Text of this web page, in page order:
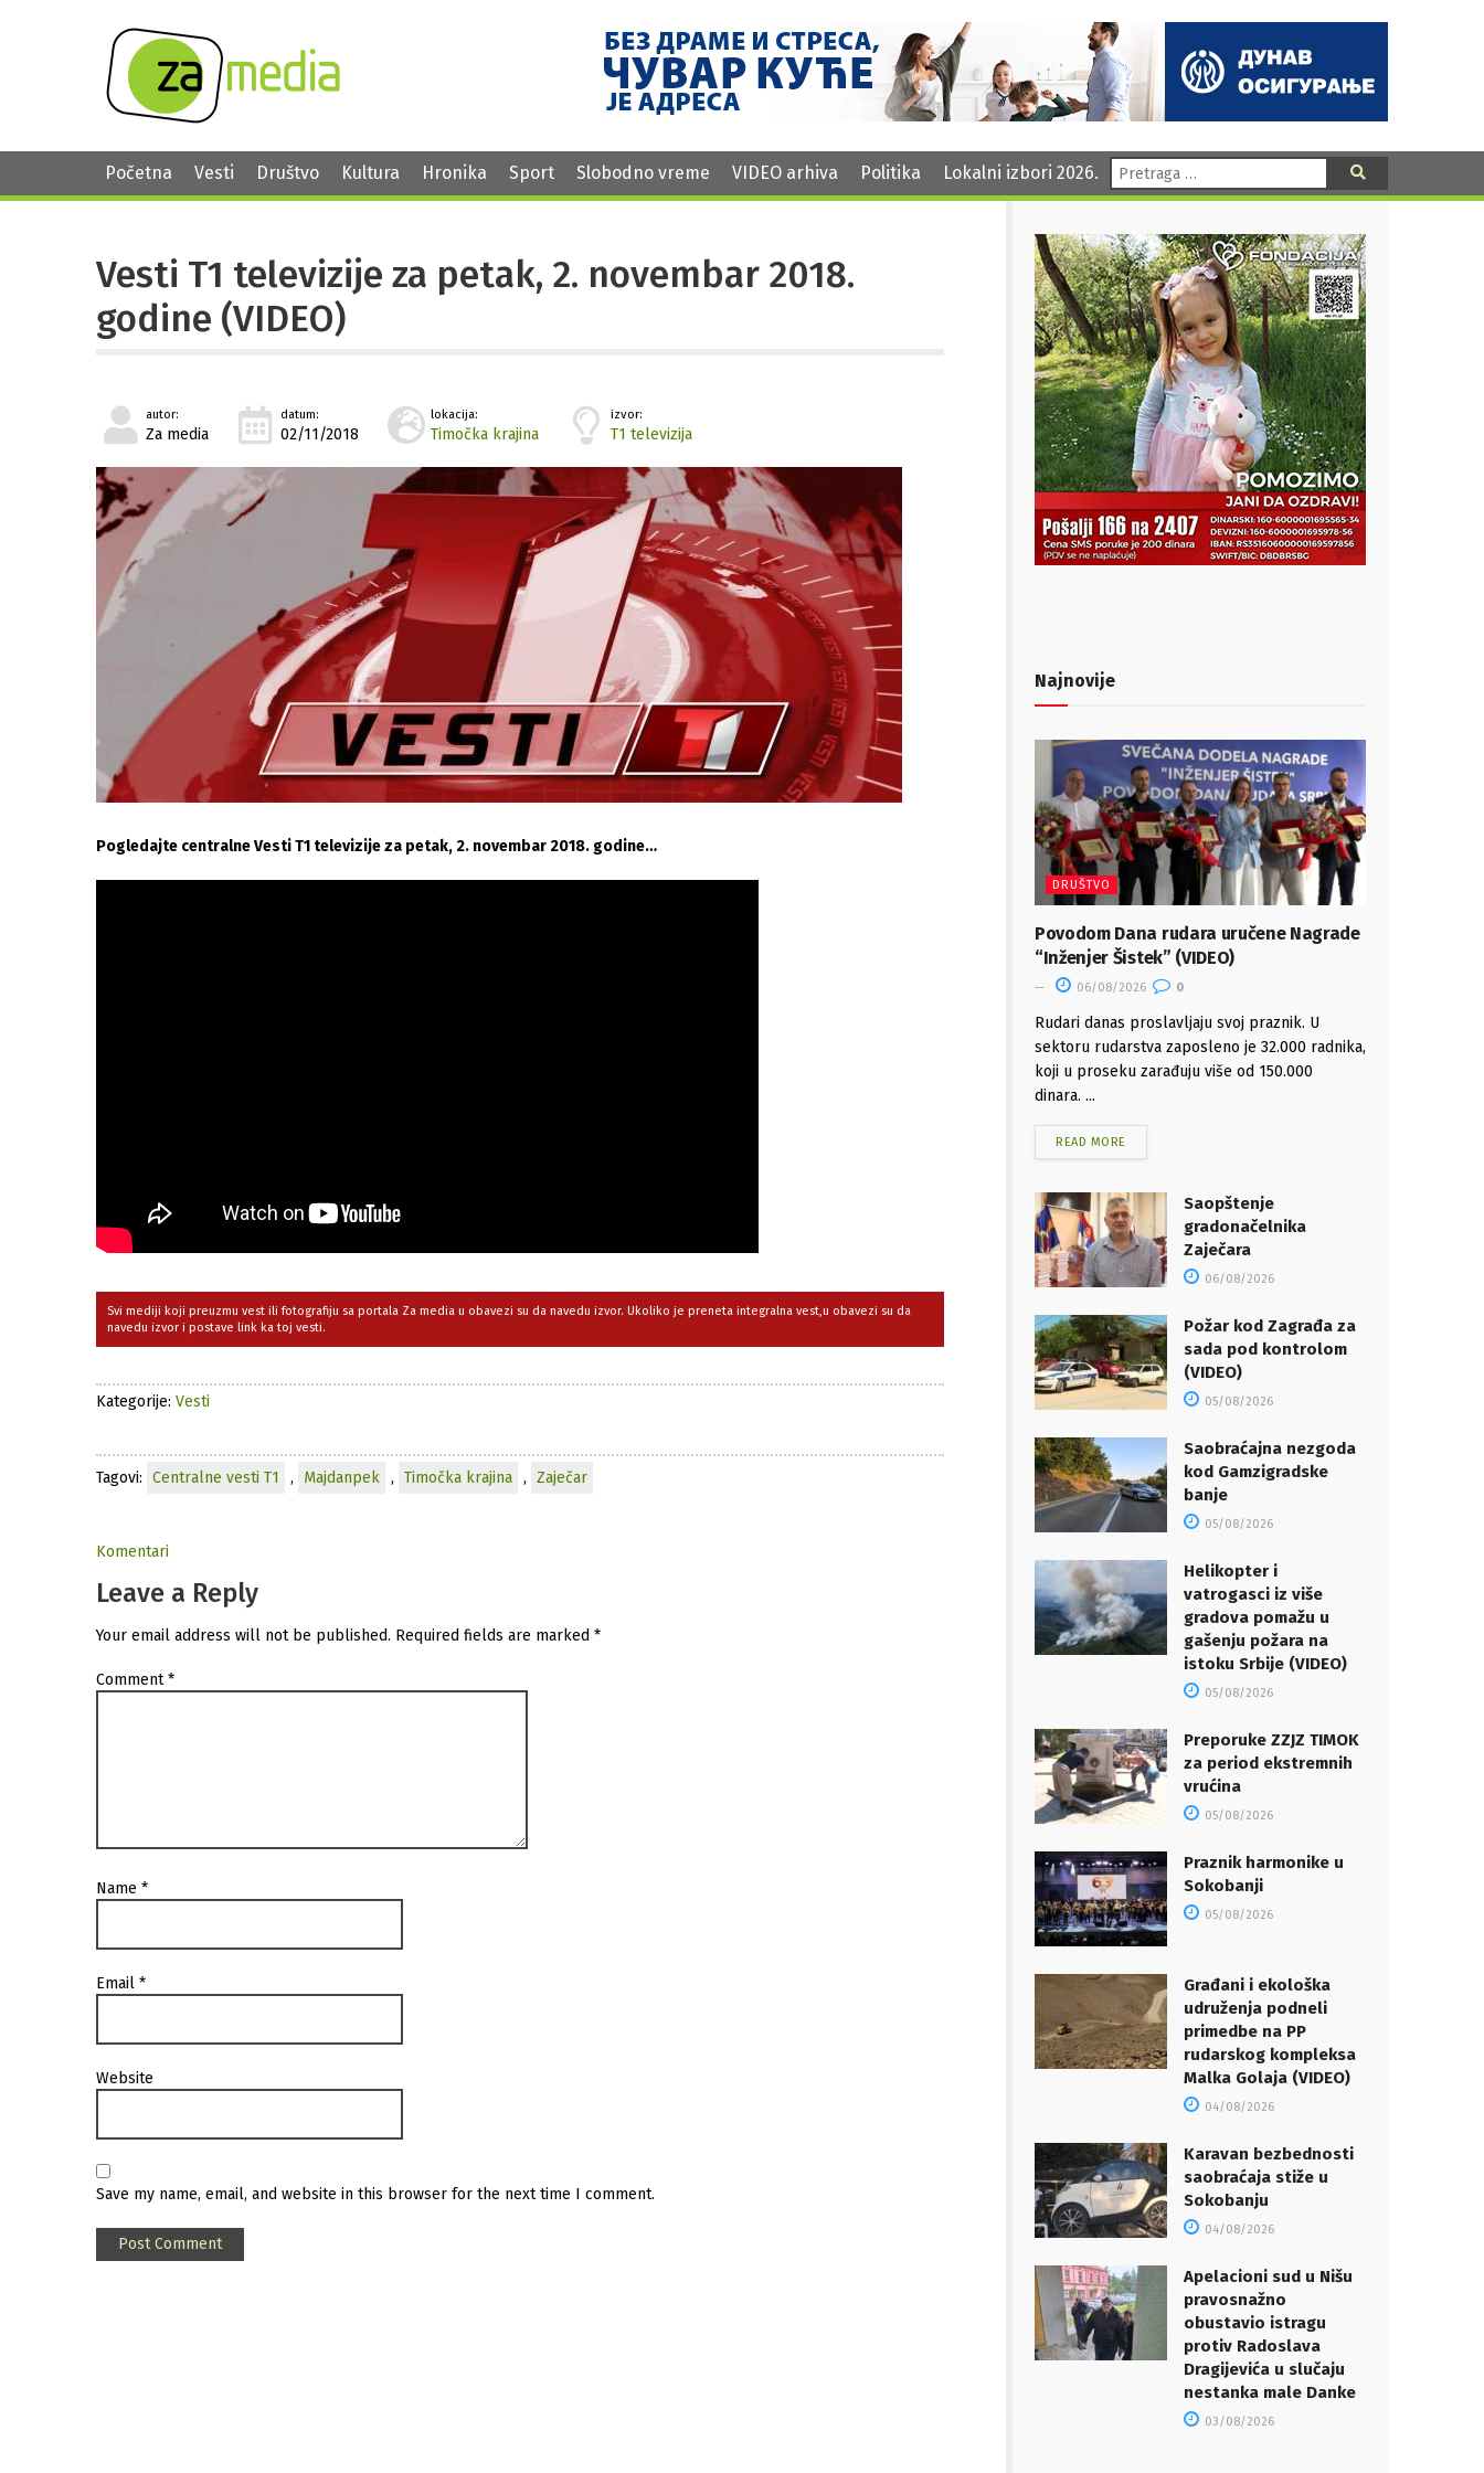
Početna Vesti Društvo Kultura Hronika Sport Slobodno vreme VIDEO arhiva Politika Lokalni izbori 2026. Pretraga:
Vesti T1 televizije za petak, 2. novembar 2018.
godine (VIDEO)
autor:
Za media
datum:
02/11/2018
lokacija:
Timočka krajina
izvor:
T1 televizija
Pogledajte centralne Vesti T1 televizije za petak, 2. novembar 2018. godine…
Svi mediji koji preuzmu vest ili fotografiju sa portala Za media u obavezi su da navedu izvor. Ukoliko je preneta integralna vest,u obavezi su da
navedu izvor i postave link ka toj vesti.
Kategorije: Vesti
Tagovi: Centralne vesti T1 , Majdanpek , Timočka krajina , Zaječar
Komentari
Leave a Reply
Your email address will not be published. Required fields are marked *
Comment*
Name *
Email *
Website
Save my name, email, and website in this browser for the next time I comment.
Najnovije
DRUŠTVO
Povodom Dana rudara uručene Nagrade
“Inženjer Šistek” (VIDEO)
06/08/2026 0
Rudari danas proslavljaju svoj praznik. U
sektoru rudarstva zaposleno je 32.000 radnika,
koji u proseku zarađuju više od 150.000
dinara. ...
READ MORE
Saopštenje
gradonačelnika
Zaječara
06/08/2026
Požar kod Zagrađa za
sada pod kontrolom
(VIDEO)
05/08/2026
Saobraćajna nezgoda
kod Gamzigradske
banje
05/08/2026
Helikopter i
vatrogasci iz više
gradova pomažu u
gašenju požara na
istoku Srbije (VIDEO)
05/08/2026
Preporuke ZZJZ TIMOK
za period ekstremnih
vrućina
05/08/2026
Praznik harmonike u
Sokobanji
05/08/2026
Građani i ekološka
udruženja podneli
primedbe na PP
rudarskog kompleksa
Malka Golaja (VIDEO)
04/08/2026
Karavan bezbednosti
saobraćaja stiže u
Sokobanju
04/08/2026
Apelacioni sud u Nišu
pravosnažno
obustavio istragu
protiv Radoslava
Dragijevića u slučaju
nestanka male Danke
03/08/2026